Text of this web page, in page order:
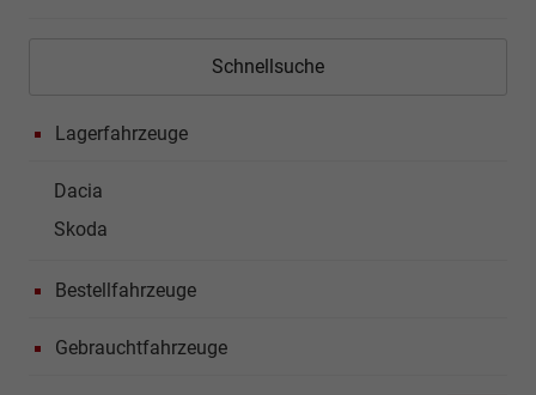
Schnellsuche
Lagerfahrzeuge
Dacia
Skoda
Bestellfahrzeuge
Gebrauchtfahrzeuge